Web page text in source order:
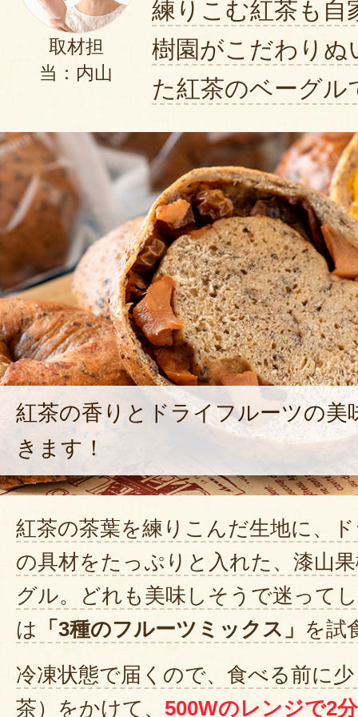
取材担
当：内山
練りこむ紅茶も自
樹園がこだわりぬ
た紅茶のベーグル
紅茶の香りとドライフルーツの美
きます！
紅茶の茶葉を練りこんだ生地に、
の具材をたっぷりと入れた、漆山
グル。どれも美味しそうで迷って
は
「3種のフルーツミックス」 を試
冷凍状態で届くので、食べる前に
茶）をかけて、 500Wのレンジで2